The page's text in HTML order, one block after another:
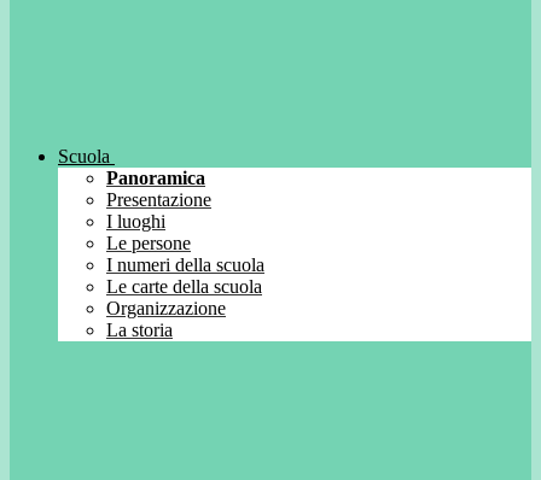
Scuola
Panoramica
Presentazione
I luoghi
Le persone
I numeri della scuola
Le carte della scuola
Organizzazione
La storia